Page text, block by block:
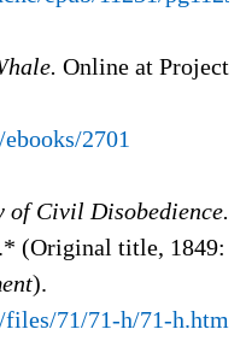
Online at Project
2701
of Civil Disobedience.
(Original title, 1849:
).
71/71-h/71-h.htm